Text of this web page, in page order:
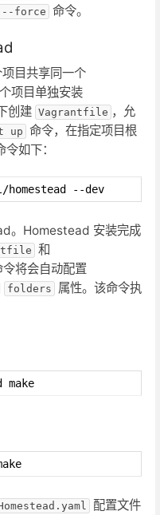
--force 命令。
目共享同一个
项目单独安装
创建 Vagrantfile ，允
up 命令，在指定项目根
如下：
--dev
。Homestead 安装完成
和
令将会自动配置
folders
属性。该命令执
make
配置文件